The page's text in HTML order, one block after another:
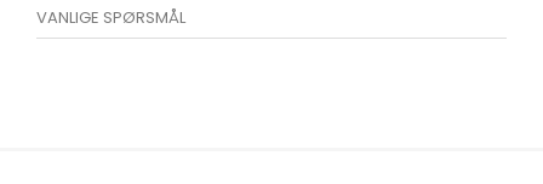
VANLIGE SPØRSMÅL